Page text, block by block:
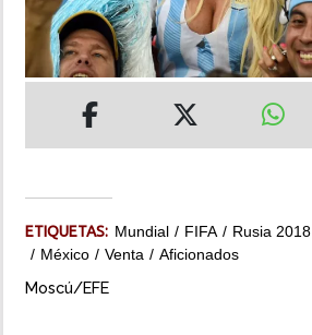
MULTIMEDIA
IMPRESO
ETIQUETAS: Mundial FIFA Rusia 2018
México
Venta Aficionados
Moscú/EFE